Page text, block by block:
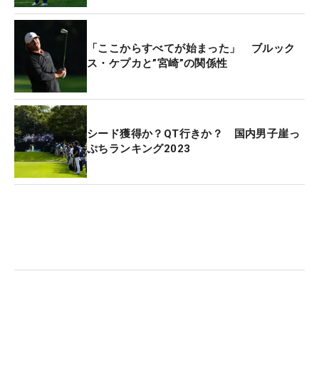
（笑）」と笑うが、ボギーフリーの「65」というラ
ウンドで、松山に2打差の3位タイの好発進だ。
ダンロップフェニックスの芝は「ちょっとだけボー
ルが沈む」というが、その対策はけさひらめいた。
「コンタクトがうまくいかなくて、ボールポジショ
ンとかいろいろやってみたけれど、最終的にはちょ
っと短く持ったほうがいいだけの話でした」。指1
本分くらい短く持ったクラブはボールにきれいに当
たりやすくなり、ショットでチャンスメイク。そし
「ここからすべてが始まった」 ブルック
ス・ケプカと”宮崎”の関係性
シード獲得か？QT行きか？ 国内男子崖っ
ぷちランキング2023